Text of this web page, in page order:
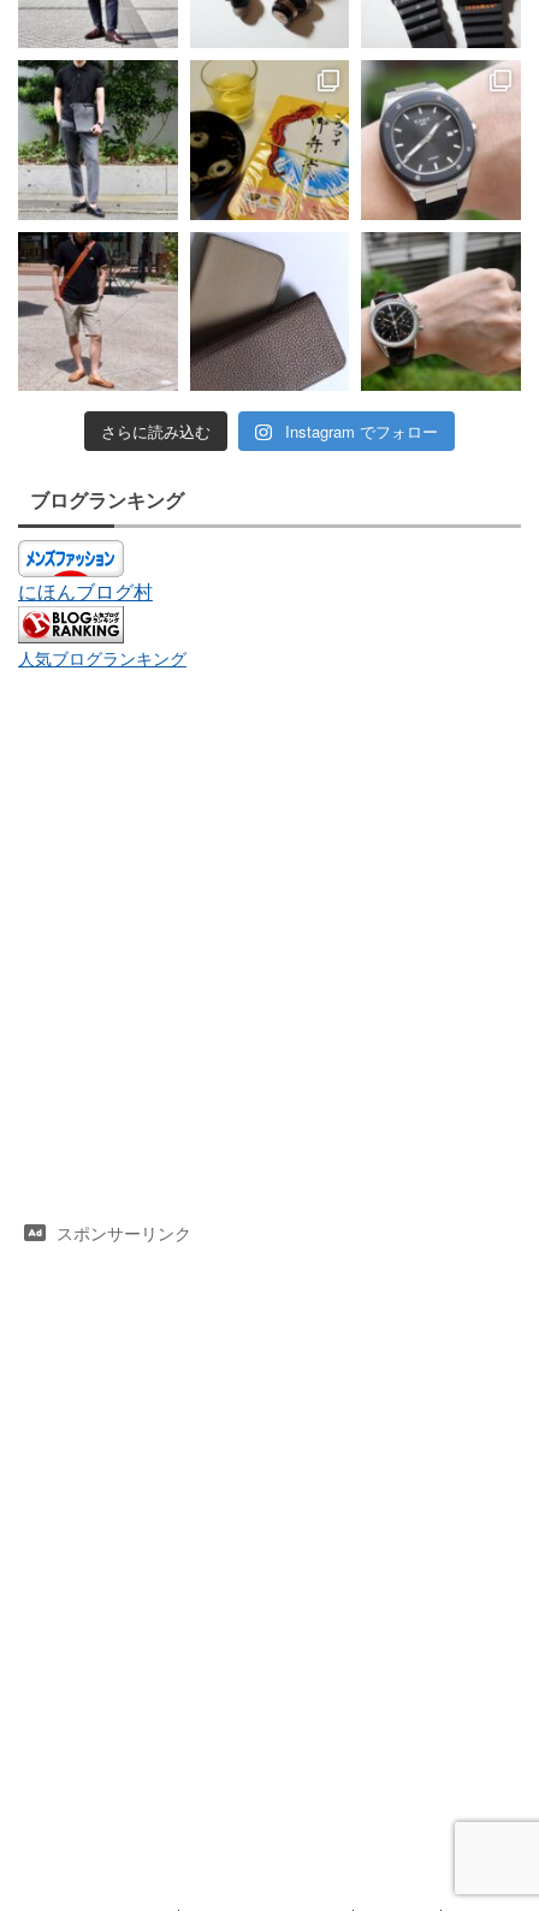
さらに読み込む Instagram でフォロー
ブログランキング
にほんブログ村
人気ブログランキング
スポンサーリンク